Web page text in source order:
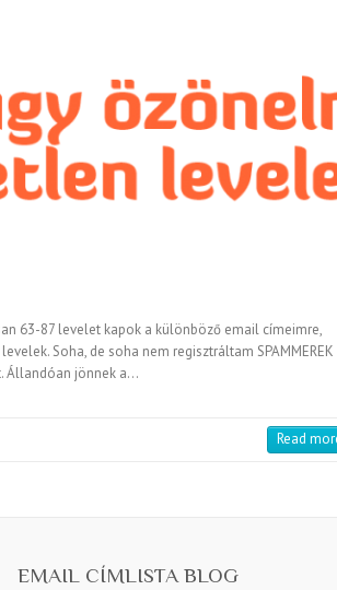
63-87 levelet kapok a különböző email címeimre,
Soha, de soha nem regisztráltam SPAMMEREK
Állandóan jönnek a…
Read
EMAIL CÍMLISTA BLOG